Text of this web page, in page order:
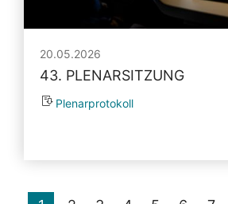
20.05.2026
43. PLENARSITZUNG
Plenarprotokoll